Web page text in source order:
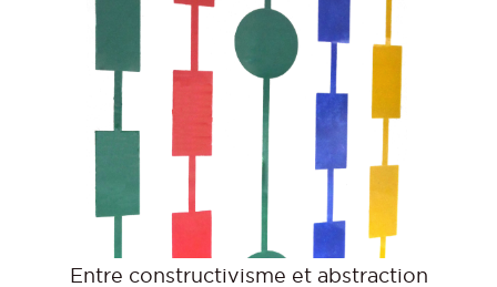
Entre constructivisme et abstraction